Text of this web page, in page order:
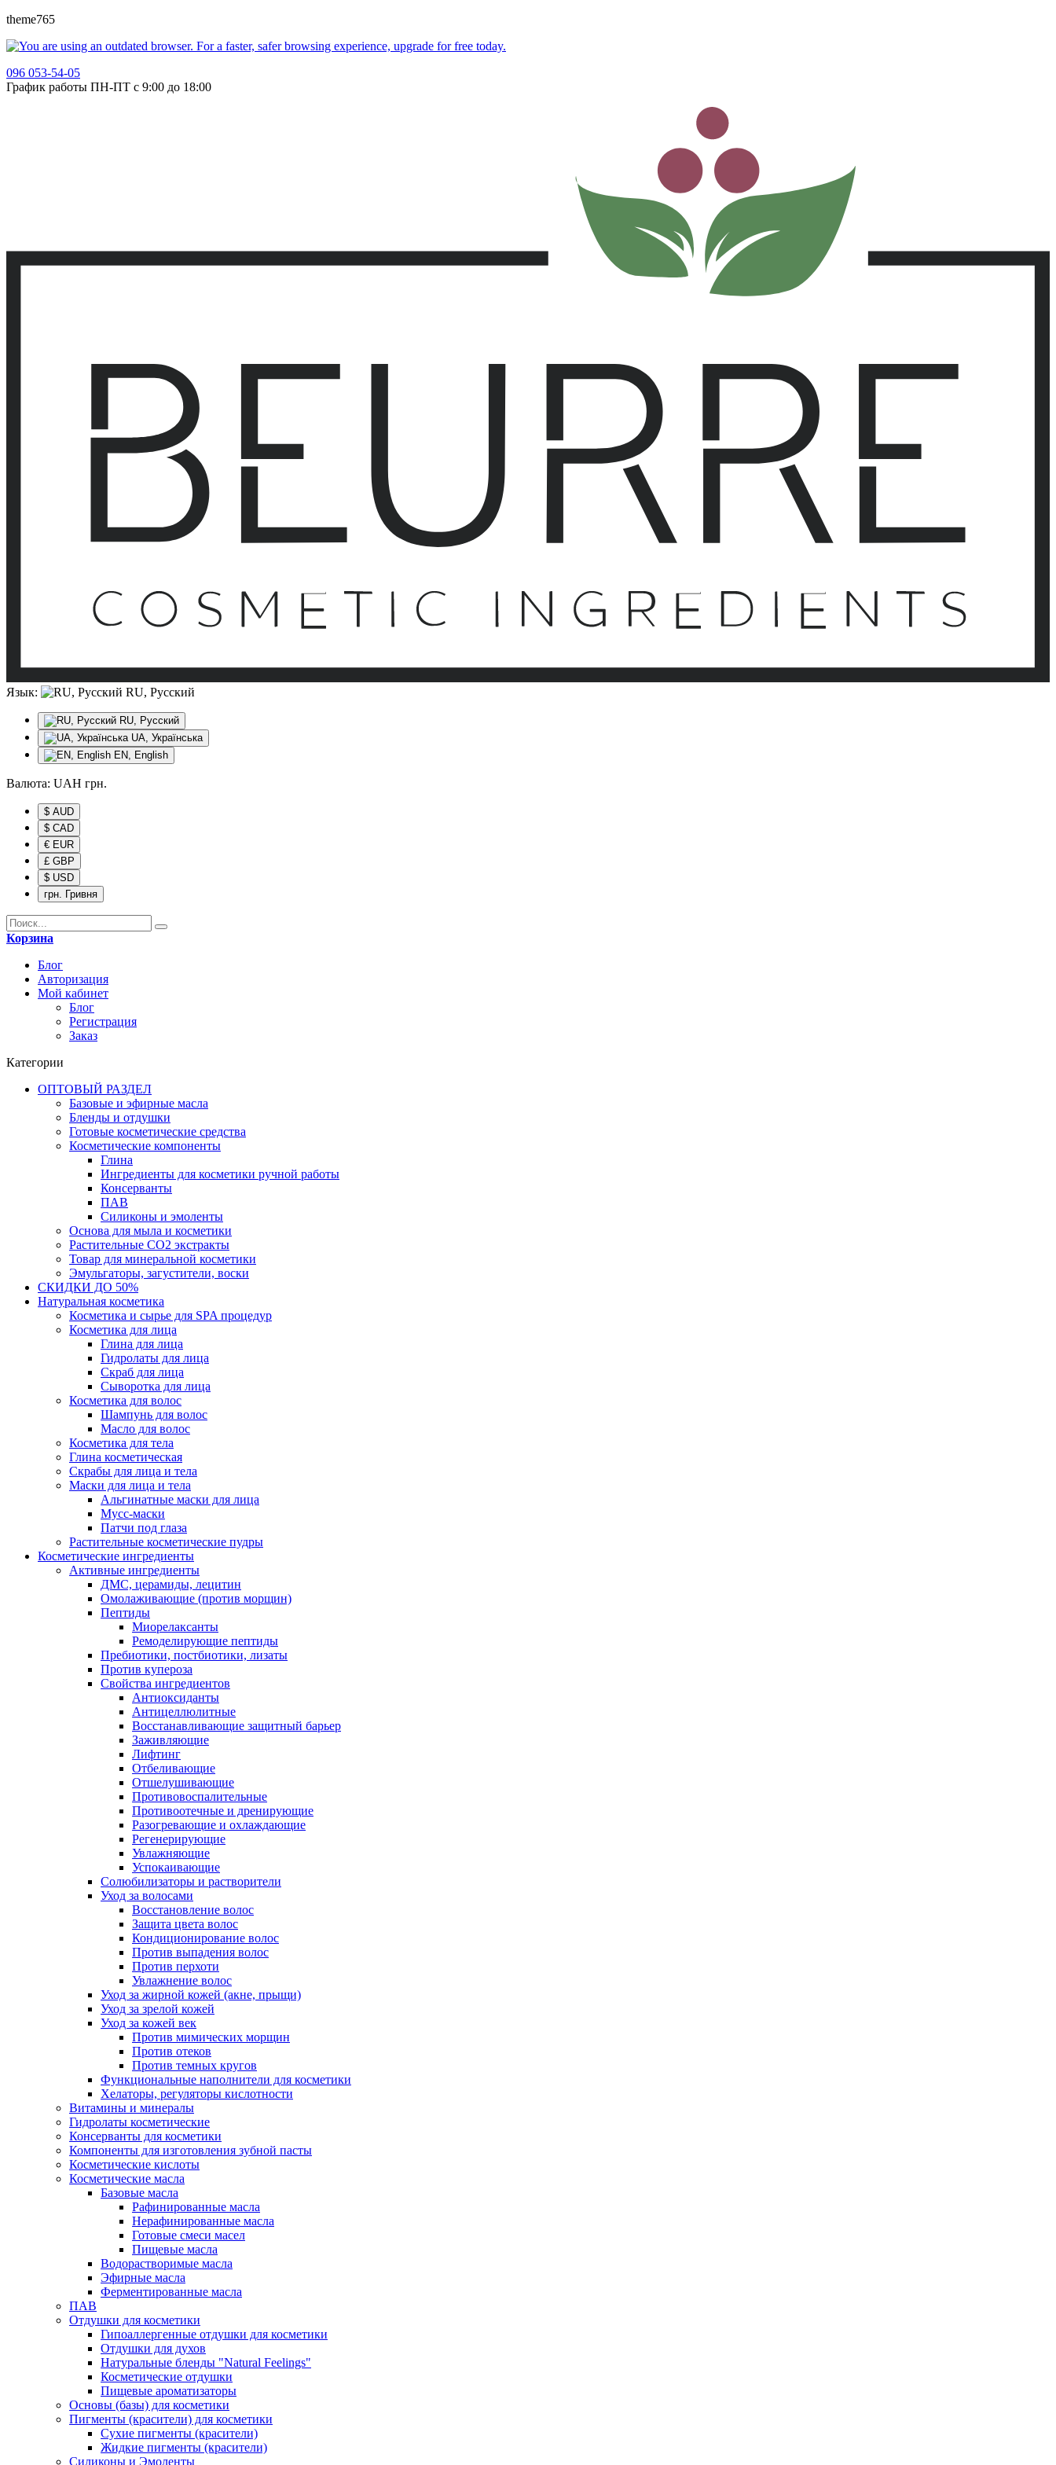
theme765
096 053-54-05
График работы ПН-ПТ с 9:00 до 18:00
Язык: RU, Русский
RU, Русский
UA, Українська
EN, English
Валюта: UAH грн.
$ AUD
$ CAD
€ EUR
£ GBP
$ USD
грн. Гривня
Корзина
Блог
Авторизация
Мой кабинет
Блог
Регистрация
Заказ
Категории
ОПТОВЫЙ РАЗДЕЛ
Базовые и эфирные масла
Бленды и отдушки
Готовые косметические средства
Косметические компоненты
Глина
Ингредиенты для косметики ручной работы
Консерванты
ПАВ
Силиконы и эмоленты
Основа для мыла и косметики
Растительные СО2 экстракты
Товар для минеральной косметики
Эмульгаторы, загустители, воски
СКИДКИ ДО 50%
Натуральная косметика
Косметика и сырье для SPA процедур
Косметика для лица
Глина для лица
Гидролаты для лица
Скраб для лица
Сыворотка для лица
Косметика для волос
Шампунь для волос
Масло для волос
Косметика для тела
Глина косметическая
Скрабы для лица и тела
Маски для лица и тела
Альгинатные маски для лица
Мусс-маски
Патчи под глаза
Растительные косметические пудры
Косметические ингредиенты
Активные ингредиенты
ДМС, церамиды, лецитин
Омолаживающие (против морщин)
Пептиды
Миорелаксанты
Ремоделирующие пептиды
Пребиотики, постбиотики, лизаты
Против купероза
Свойства ингредиентов
Антиоксиданты
Антицеллюлитные
Восстанавливающие защитный барьер
Заживляющие
Лифтинг
Отбеливающие
Отшелушивающие
Противовоспалительные
Противоотечные и дренирующие
Разогревающие и охлаждающие
Регенерирующие
Увлажняющие
Успокаивающие
Солюбилизаторы и растворители
Уход за волосами
Восстановление волос
Защита цвета волос
Кондиционирование волос
Против выпадения волос
Против перхоти
Увлажнение волос
Уход за жирной кожей (акне, прыщи)
Уход за зрелой кожей
Уход за кожей век
Против мимических морщин
Против отеков
Против темных кругов
Функциональные наполнители для косметики
Хелаторы, регуляторы кислотности
Витамины и минералы
Гидролаты косметические
Консерванты для косметики
Компоненты для изготовления зубной пасты
Косметические кислоты
Косметические масла
Базовые масла
Рафинированные масла
Нерафинированные масла
Готовые смеси масел
Пищевые масла
Водорастворимые масла
Эфирные масла
Ферментированные масла
ПАВ
Отдушки для косметики
Гипоаллергенные отдушки для косметики
Отдушки для духов
Натуральные бленды "Natural Feelings"
Косметические отдушки
Пищевые ароматизаторы
Основы (базы) для косметики
Пигменты (красители) для косметики
Сухие пигменты (красители)
Жидкие пигменты (красители)
Силиконы и Эмоленты